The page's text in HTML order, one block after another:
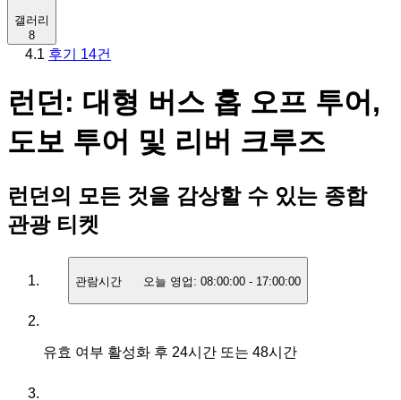
갤러리
8
4.1 후기 14건
런던: 대형 버스 홉 오프 투어,
도보 투어 및 리버 크루즈
런던의 모든 것을 감상할 수 있는 종합
관광 티켓
관람시간 오늘 영업: 08:00:00 - 17:00:00
유효 여부 활성화 후 24시간 또는 48시간